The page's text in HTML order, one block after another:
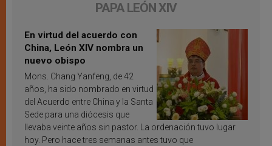
PAPA LEÓN XIV
En virtud del acuerdo con
China, León XIV nombra un
nuevo obispo
Mons. Chang Yanfeng, de 42
años, ha sido nombrado en virtud
del Acuerdo entre China y la Santa
Sede para una diócesis que
llevaba veinte años sin pastor. La ordenación tuvo lugar
hoy. Pero hace tres semanas antes tuvo que